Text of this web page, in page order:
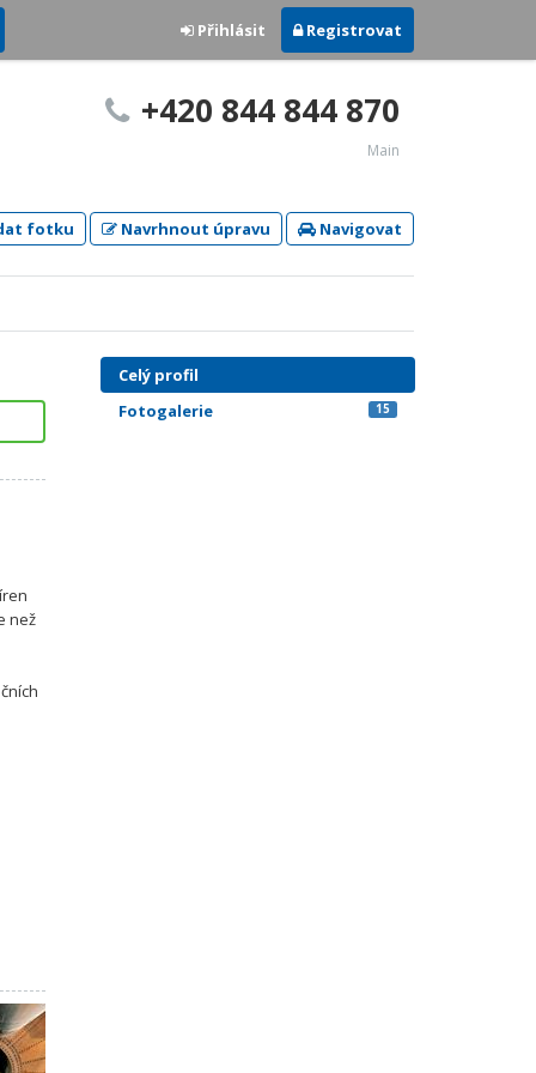
Přihlásit Registrovat
+420 844 844 870
Main
fotku Navrhnout úpravu Navigovat
než
Celý profil
Fotogalerie
15